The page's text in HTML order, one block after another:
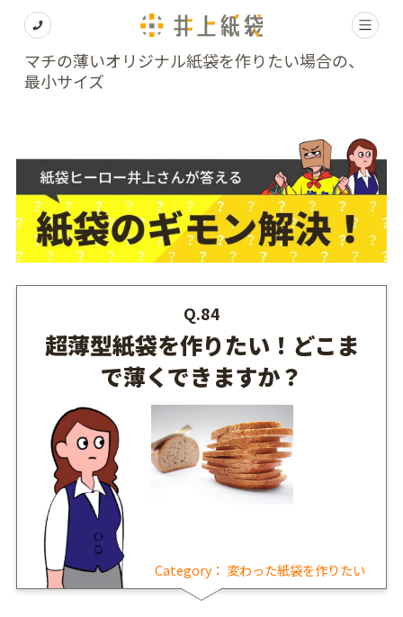
マチの薄いオリジナル紙袋を作りたい場合の、
最小サイズ
Q.84
超薄型紙袋を作りたい！どこま
で薄くできますか？
Category： 変わった紙袋を作りたい